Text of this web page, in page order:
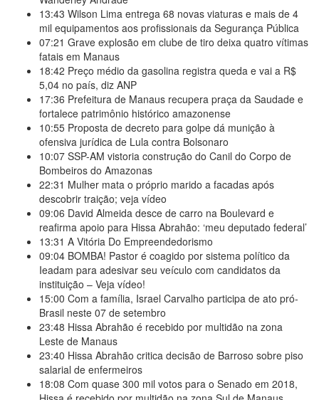
13:43 Wilson Lima entrega 68 novas viaturas e mais de 4
mil equipamentos aos profissionais da Segurança Pública
07:21 Grave explosão em clube de tiro deixa quatro vítimas
fatais em Manaus
18:42 Preço médio da gasolina registra queda e vai a R$
5,04 no país, diz ANP
17:36 Prefeitura de Manaus recupera praça da Saudade e
fortalece patrimônio histórico amazonense
10:55 Proposta de decreto para golpe dá munição à
ofensiva jurídica de Lula contra Bolsonaro
10:07 SSP-AM vistoria construção do Canil do Corpo de
Bombeiros do Amazonas
22:31 Mulher mata o próprio marido a facadas após
descobrir traição; veja vídeo
09:06 David Almeida desce de carro na Boulevard e
reafirma apoio para Hissa Abrahão: ‘meu deputado federal’
13:31 A Vitória Do Empreendedorismo
09:04 BOMBA! Pastor é coagido por sistema político da
Ieadam para adesivar seu veículo com candidatos da
instituição – Veja vídeo!
15:00 Com a família, Israel Carvalho participa de ato pró-
Brasil neste 07 de setembro
23:48 Hissa Abrahão é recebido por multidão na zona
Leste de Manaus
23:40 Hissa Abrahão critica decisão de Barroso sobre piso
salarial de enfermeiros
18:08 Com quase 300 mil votos para o Senado em 2018,